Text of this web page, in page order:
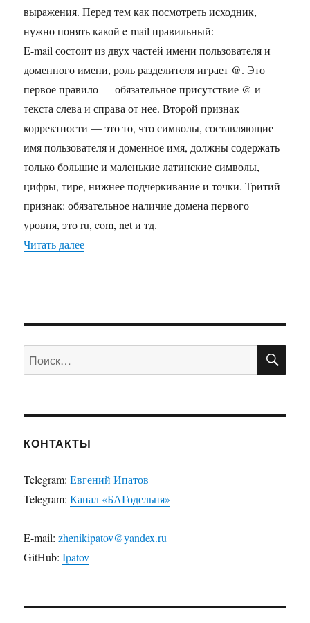
выражения. Перед тем как посмотреть исходник,
нужно понять какой e-mail правильный:
E-mail состоит из двух частей имени пользователя и
доменного имени, роль разделителя играет @. Это
первое правило — обязательное присутствие @ и
текста слева и справа от нее. Второй признак
корректности — это то, что символы, составляющие
имя пользователя и доменное имя, должны содержать
только большие и маленькие латинские символы,
цифры, тире, нижнее подчеркивание и точки. Тритий
признак: обязательное наличие домена первого
уровня, это ru, com, net и тд.
Читать далее
Искать:
КОНТАКТЫ
Telegram:Евгений Ипатов
Telegram:Канал «БАГодельня»
E-mail:zhenikipatov@yandex.ru
GitHub:Ipatov